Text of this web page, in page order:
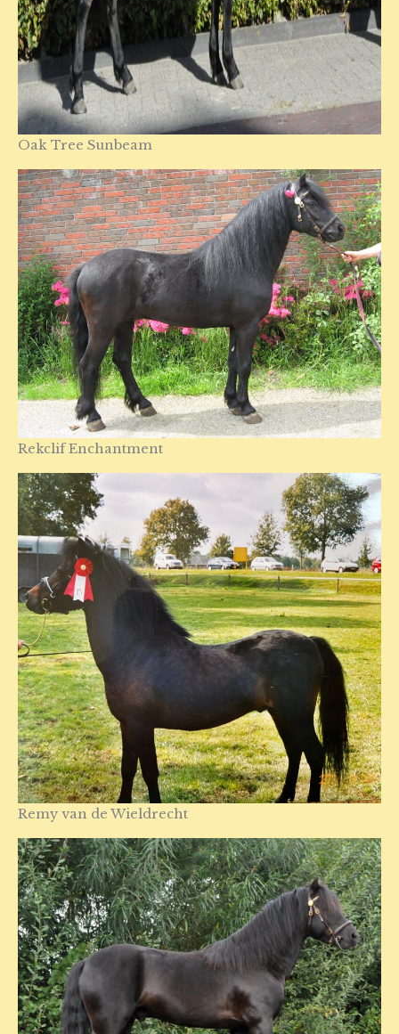
Oak Tree Sunbeam
Rekclif Enchantment
Remy van de Wieldrecht